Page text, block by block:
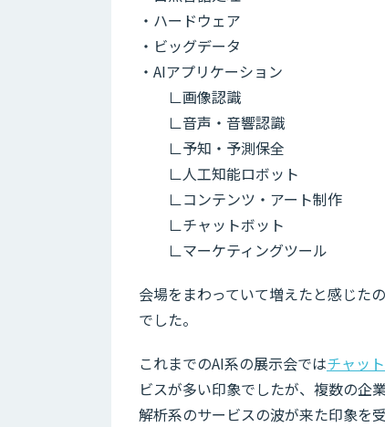
・ハードウェア
・ビッグデータ
・AIアプリケーション
∟画像認識
∟音声・音響認識
∟予知・予測保全
∟人工知能ロボット
∟コンテンツ・アート制作
∟チャットボット
∟マーケティングツール
会場をまわっていて増えたと感じた
でした。
これまでのAI系の展示会ではチャッ
ビスが多い印象でしたが、複数の企
解析系のサービスの波が来た印象を